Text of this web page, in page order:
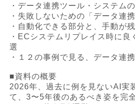
・データ連携ツール・システム
・失敗しないための「データ連
・自動化できる部分と、手動が
・ECシステムリプレイス時に良
選
・１２の事例で見る、データ連
■資料の概要
2026年、過去に例を見ないAI実
て、3〜5年後のあるべき姿を完